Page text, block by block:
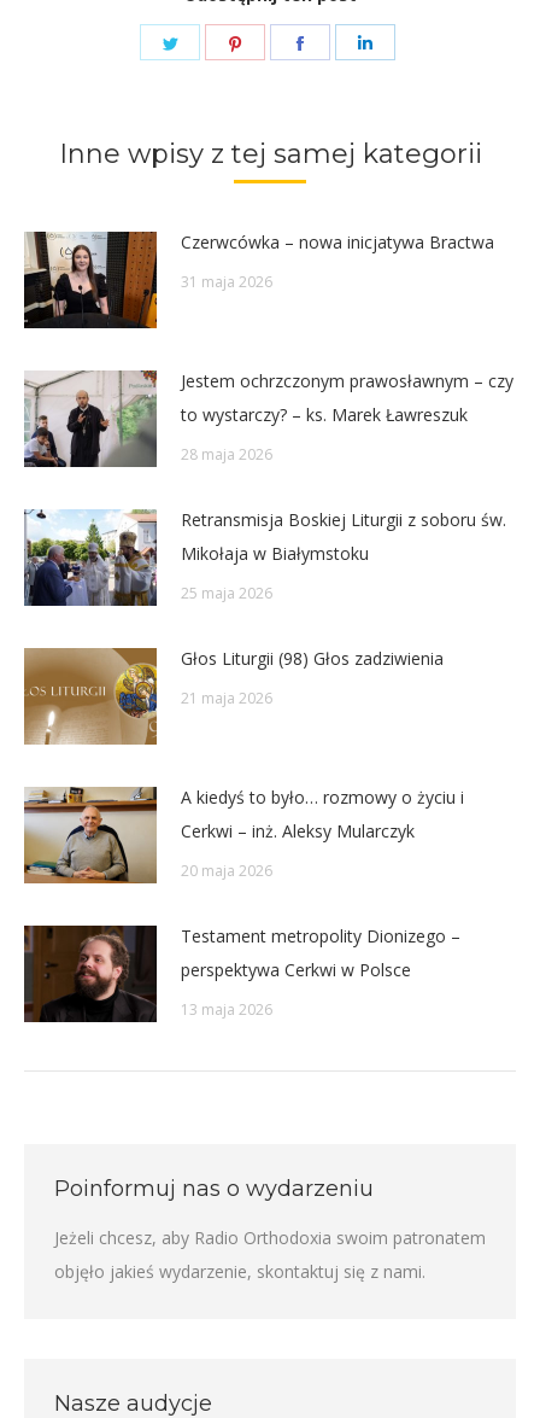
Share
Share
Share
Inne wpisy z tej samej kategorii
Czerwcówka – nowa inicjatywa Bractwa
31 maja 2026
Jestem ochrzczonym prawosławnym – czy
to wystarczy? – ks. Marek Ławreszuk
28 maja 2026
Retransmisja Boskiej Liturgii z soboru św.
Mikołaja w Białymstoku
25 maja 2026
Głos Liturgii (98) Głos zadziwienia
21 maja 2026
A kiedyś to było… rozmowy o życiu i
Cerkwi – inż. Aleksy Mularczyk
20 maja 2026
Testament metropolity Dionizego –
perspektywa Cerkwi w Polsce
13 maja 2026
Poinformuj nas o wydarzeniu
Jeżeli chcesz, aby Radio Orthodoxia swoim patronatem
objęło jakieś wydarzenie, skontaktuj się z nami.
Nasze audycje